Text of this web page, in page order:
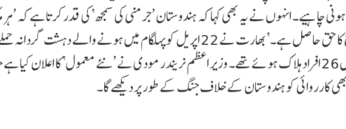
چاہیے۔ انہوں نے یہ بھی کہا کہ ہندوستان ’جرمنی کی سمجھ‘ کی قدر کرتا ہے کہ
دہشت گردی کے خلاف اپنے دفاع کا حق حاصل ہے۔‘ بھارت نے 22 اپریل کو پہلگام میں ہونے والے دہشت
بعد سفارتی رابطہ قائم کیا ہے جس میں 26 افراد ہلاک ہوئے تھے۔ وزیر اعظم نریندر مودی نے ’نئے معمول‘ کا اعلان
کارروائی کو ہندوستان کے خلاف جنگ کے طور پر دیکھے گا۔